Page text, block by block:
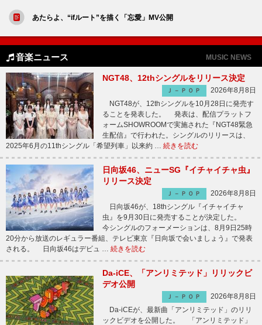
あたらよ、“ifルート”を描く「忘愛」MV公開
音楽ニュース MUSIC NEWS
NGT48、12thシングルをリリース決定
Ｊ－ＰＯＰ
2026年8月8日
NGT48が、12thシングルを10月28日に発売す
ることを発表した。 発表は、配信プラットフ
ォームSHOWROOMで実施された『NGT48緊急
生配信』で行われた。シングルのリリースは、
2025年6月の11thシングル「希望列車」以来約 … 続きを読む
日向坂46、ニューSG『イチャイチャ虫』
リリース決定
Ｊ－ＰＯＰ
2026年8月8日
日向坂46が、18thシングル『イチャイチャ
虫』を9月30日に発売することが決定した。
今シングルのフォーメーションは、8月9日25時
20分から放送のレギュラー番組、テレビ東京『日向坂で会いましょう』で発表
される。 日向坂46はデビュ … 続きを読む
Da-iCE、「アンリミテッド」リリックビ
デオ公開
Ｊ－ＰＯＰ
2026年8月8日
Da-iCEが、最新曲「アンリミテッド」のリリ
ックビデオを公開した。 「アンリミテッド」